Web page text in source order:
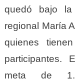
quedó bajo la
regional María
quienes
participantes.
meta de